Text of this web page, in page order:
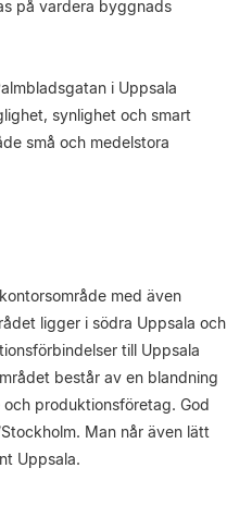
på vardera byggnads
i Uppsala
synlighet och smart
små och medelstora
med även
ligger i södra Uppsala och
till Uppsala
består av en blandning
produktionsföretag. God
Man når även lätt
Uppsala.